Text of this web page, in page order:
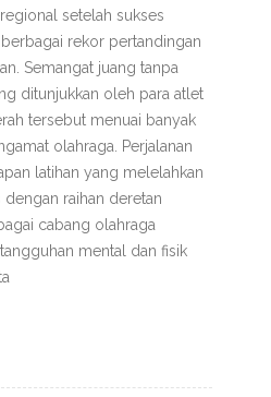
setelah sukses
rekor pertandingan
Semangat juang tanpa
ditunjukkan oleh para atlet
tersebut menuai banyak
olahraga. Perjalanan
latihan yang melelahkan
raihan deretan
cabang olahraga
mental dan fisik